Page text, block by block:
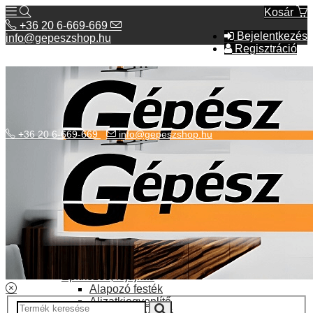
Kosár
Bejelentkezés
Regisztráció
+36 20 6-669-669
info@gepeszshop.hu
Kategóriák menü
Bolhapiac
Elektromos fűtés
Építkezés, fejújítás
Alapozó festék
Aljzatkiegyenlítő
+36 20 6-669-669 info@gepeszshop.hu